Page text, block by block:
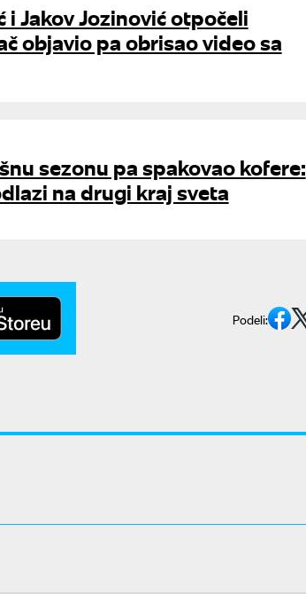
i Jakov Jozinović otpočeli
objavio pa obrisao video sa
sezonu pa spakovao kofere:
na drugi kraj sveta
Podeli: